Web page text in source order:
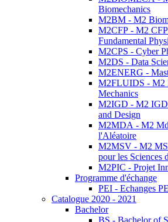
Biomechanics
M2BM - M2
M2CFP - M2
Fundamental
M2CPS - Cyber
M2DS - Data
M2ENERG -
M2FLUIDS - M2
Mechanics
M2IGD - M2 IGD
and Design
M2MDA - M2
l'Aléatoire
M2MSV - M2
pour les Sciences
M2PIC - Projet
Programme d'échange
PEI - Echanges
Catalogue 2020 - 2021
Bachelor
BS - Bachelor of